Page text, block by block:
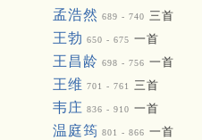
孟浩然 689 - 740 三首
王勃 650 - 675 一首
王昌龄 698 - 756 一首
王维 701 - 761 三首
韦庄 836 - 910 一首
温庭筠 801 - 866 一首